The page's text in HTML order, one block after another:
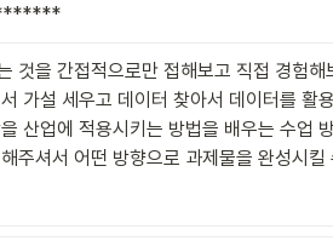
것을 간접적으로만 접해보고 직접 경험
가설 세우고 데이터 찾아서 데이터를 활
산업에 적용시키는 방법을 배우는 수업
주셔서 어떤 방향으로 과제물을 완성시